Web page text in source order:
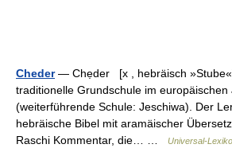
Cheder— Chẹder [x , hebräisch »Stube«]
traditionelle Grundschule im europäischen
(weiterführende Schule: Jeschiwa). Der
hebräische Bibel mit aramäischer
Raschi Kommentar, die… …
Universal-